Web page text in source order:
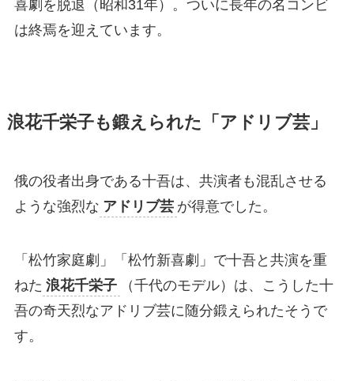
喜劇を脱退（昭和31年）。ついに長年の名コンビ
は終焉を迎えています。
浪花千栄子も鍛えられた「アドリブ芸」
俄の役者出身である十吾は、共演者も混乱させる
ような強烈な アドリブ芸 が得意でした。
「松竹家庭劇」「松竹新喜劇」で十吾と共演を重
ねた 浪花千栄子
（千代のモデル）は、こうした十
吾の奇天烈なアドリブ芸に随分鍛えられたそうで
す。